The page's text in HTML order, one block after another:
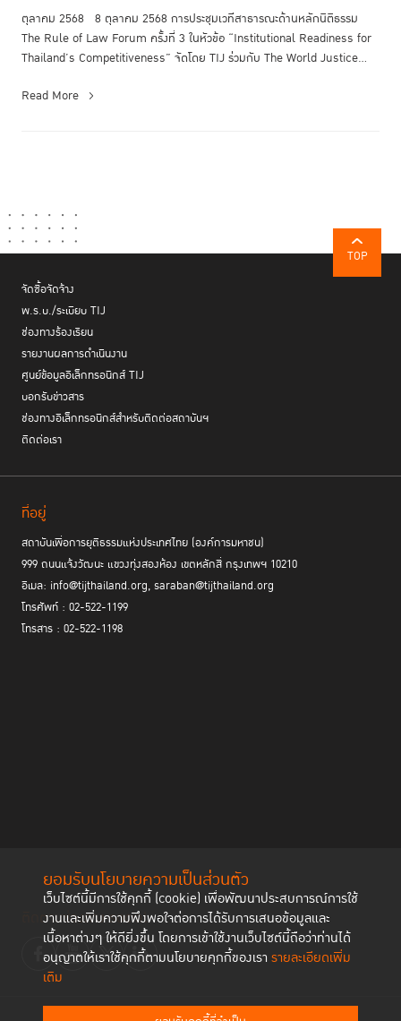
ยอมรับนโยบายความเป็นส่วนตัว
เว็บไซต์นี้มีการใช้คุกกี้ (cookie) เพื่อพัฒนาประสบการณ์การใช้
งานและเพิ่มความพึงพอใจต่อการได้รับการเสนอข้อมูลและ
เนื้อหาต่างๆ ให้ดียิ่งขึ้น โดยการเข้าใช้งานเว็บไซต์นี้ถือว่าท่านได้
อนุญาตให้เราใช้คุกกี้ตามนโยบายคุกกี้ของเรา รายละเอียดเพิ่ม
เติม
ตุลาคม 2568 8 ตุลาคม 2568 การประชุมเวทีสาธารณะด้านหลักนิติธรรม
The Rule of Law Forum ครั้งที่ 3 ในหัวข้อ “Institutional Readiness for
Thailand’s Competitiveness” จัดโดย TIJ ร่วมกับ The World Justice...
Read More
TOP
จัดซื้อจัดจ้าง
พ.ร.บ./ระเบียบ TIJ
ช่องทางร้องเรียน
รายงานผลการดำเนินงาน
ศูนย์ข้อมูลอิเล็กทรอนิกส์ TIJ
บอกรับข่าวสาร
ช่องทางอิเล็กทรอนิกส์สำหรับติดต่อสถาบันฯ
ติดต่อเรา
ที่อยู่
สถาบันเพื่อการยุติธรรมแห่งประเทศไทย (องค์การมหาชน)
999 ถนนแจ้งวัฒนะ แขวงทุ่งสองห้อง เขตหลักสี่ กรุงเทพฯ 10210
อีเมล: info@tijthailand.org, saraban@tijthailand.org
โทรศัพท์ : 02-522-1199
โทรสาร : 02-522-1198
ติดตามช่องทาง social